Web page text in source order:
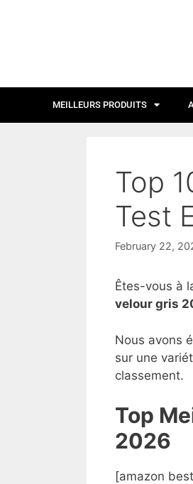
MEILLEURS PRODUITS
Top
Test
February 22,
Êtes-vous à
velour gris
Nous avons
sur une
classement.
Top
2026
[amazon